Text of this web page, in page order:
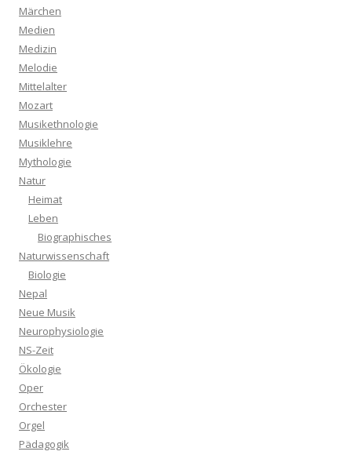
Märchen
Medien
Medizin
Melodie
Mittelalter
Mozart
Musikethnologie
Musiklehre
Mythologie
Natur
Heimat
Leben
Biographisches
Naturwissenschaft
Biologie
Nepal
Neue Musik
Neurophysiologie
NS-Zeit
Ökologie
Oper
Orchester
Orgel
Pädagogik